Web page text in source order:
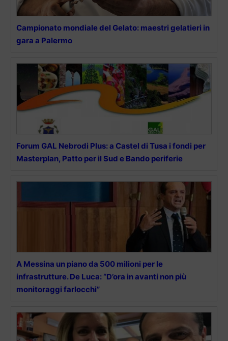
Campionato mondiale del Gelato: maestri gelatieri in
gara a Palermo
Forum GAL Nebrodi Plus: a Castel di Tusa i fondi per
Masterplan, Patto per il Sud e Bando periferie
A Messina un piano da 500 milioni per le
infrastrutture. De Luca: “D’ora in avanti non più
monitoraggi farlocchi”